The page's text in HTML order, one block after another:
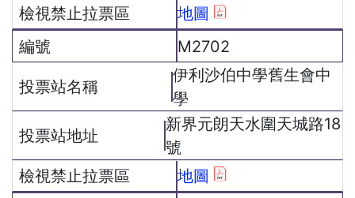
地圖
M2702
伊利沙伯中學舊生會中
學
新界元朗天水圍天城路18
號
地圖